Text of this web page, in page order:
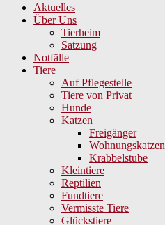
Aktuelles
Über Uns
Tierheim
Satzung
Notfälle
Tiere
Auf Pflegestelle
Tiere von Privat
Hunde
Katzen
Freigänger
Wohnungskatzen
Krabbelstube
Kleintiere
Reptilien
Fundtiere
Vermisste Tiere
Glückstiere